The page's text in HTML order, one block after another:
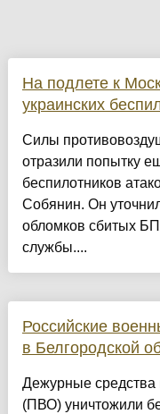
На подлете к
украинских
Силы
отразили попытку
беспилотников
Собянин. Он
обломков сбитых
службы....
Российские
в Белгородской
Дежурные
(ПВО) уничтожили